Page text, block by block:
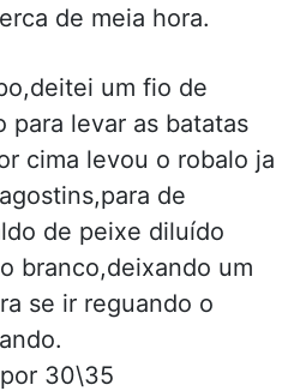
de meia hora.
um fio de
para levar as batatas
cima levou o robalo ja
de
de peixe diluído
branco,deixando um
se ir reguando o
30\35